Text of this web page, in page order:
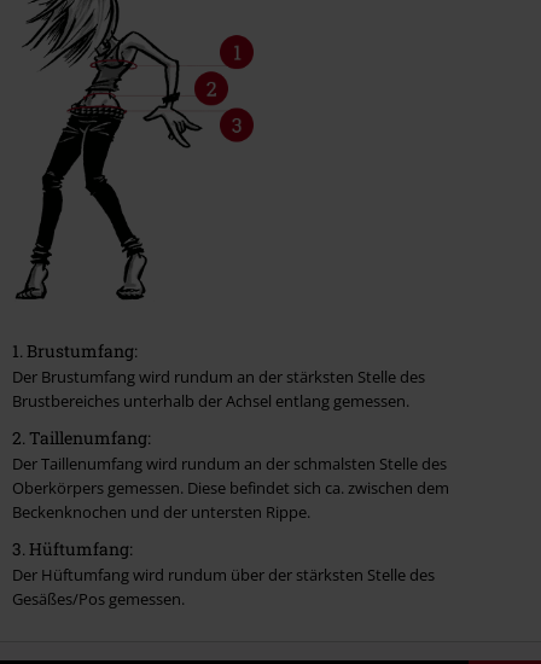
Passform für Hosen
Männer
Frauen
Pflegehinweise
Waschen & Pflege
Flecken behandeln
1. Brustumfang:
Der Brustumfang wird rundum an der stärksten Stelle des
Brustbereiches unterhalb der Achsel entlang gemessen.
2. Taillenumfang:
Der Taillenumfang wird rundum an der schmalsten Stelle des
Oberkörpers gemessen. Diese befindet sich ca. zwischen dem
Beckenknochen und der untersten Rippe.
3. Hüftumfang:
Der Hüftumfang wird rundum über der stärksten Stelle des
Gesäßes/Pos gemessen.